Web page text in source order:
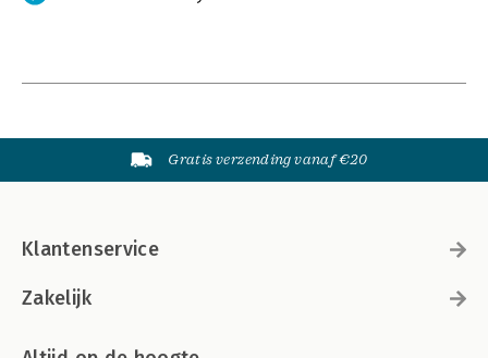
Gratis verzending vanaf €20
Klantenservice
Zakelijk